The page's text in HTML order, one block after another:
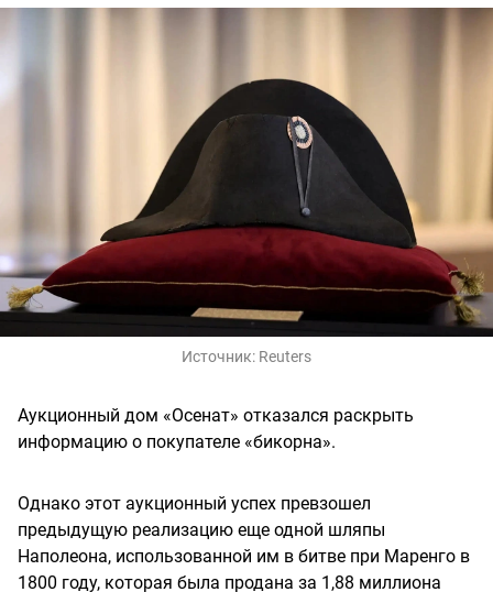
Источник: Reuters
Аукционный дом «Осенат» отказался раскрыть
информацию о покупателе «бикорна».
Однако этот аукционный успех превзошел
предыдущую реализацию еще одной шляпы
Наполеона, использованной им в битве при Маренго в
1800 году, которая была продана за 1,88 миллиона